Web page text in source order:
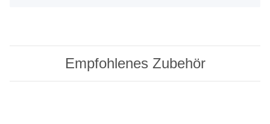
Empfohlenes Zubehör